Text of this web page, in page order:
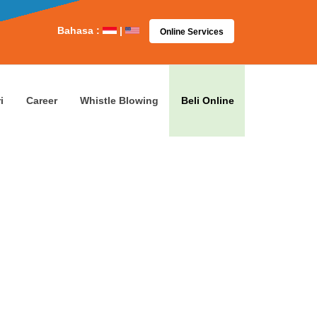
Bahasa : | Online Services
Career Whistle Blowing Beli Online